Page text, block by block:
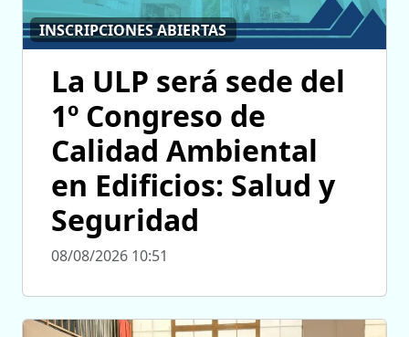
INSCRIPCIONES ABIERTAS
La ULP será sede del
1º Congreso de
Calidad Ambiental
en Edificios: Salud y
Seguridad
08/08/2026 10:51